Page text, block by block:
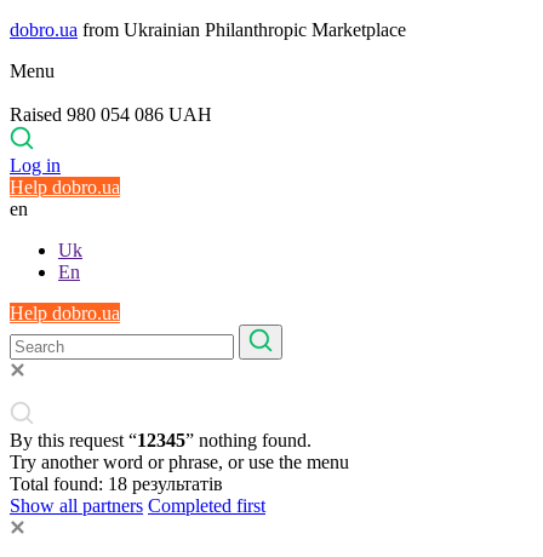
dobro.ua from Ukrainian Philanthropic Marketplace
Menu
Raised 980 054 086 UAH
Log in
Help dobro.ua
en
Uk
En
Help dobro.ua
By this request “12345” nothing found.
Try another word or phrase, or use the menu
Total found: 18 результатів
Show all partners Completed first